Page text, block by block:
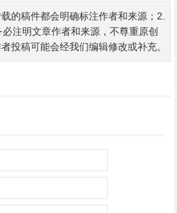
的稿件都会明确标注作者和来源；2.
注明文章作者和来源，不尊重原创
投稿可能会经我们编辑修改或补充。